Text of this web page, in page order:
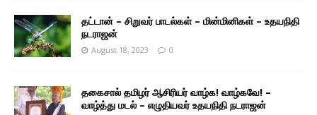
தட்டான் – சிறுவர் பாடல்கள் – மின்மினிகள் – உதயநிதி
நடராஜன்
August 18, 2023 0
தகைசால் தமிழர் ஆசிரியர் வாழ்க! வாழ்கவே! –
வாழ்த்து மடல் – எழுதியவர் உதயநிதி நடராஜன்